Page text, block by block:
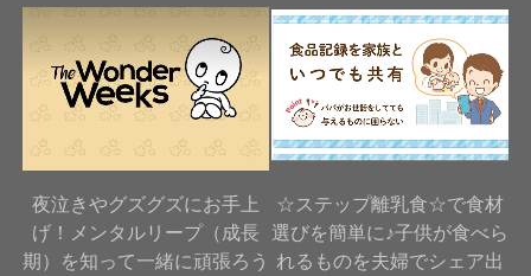
夜泣きやグズグズにお手上
げ！メンタルリープ（成長
期）を知って一緒に頑張ろう
☆ステップ離乳食☆で食材
選びを簡単に♪子供が食べら
れるものを夫婦でシェア出